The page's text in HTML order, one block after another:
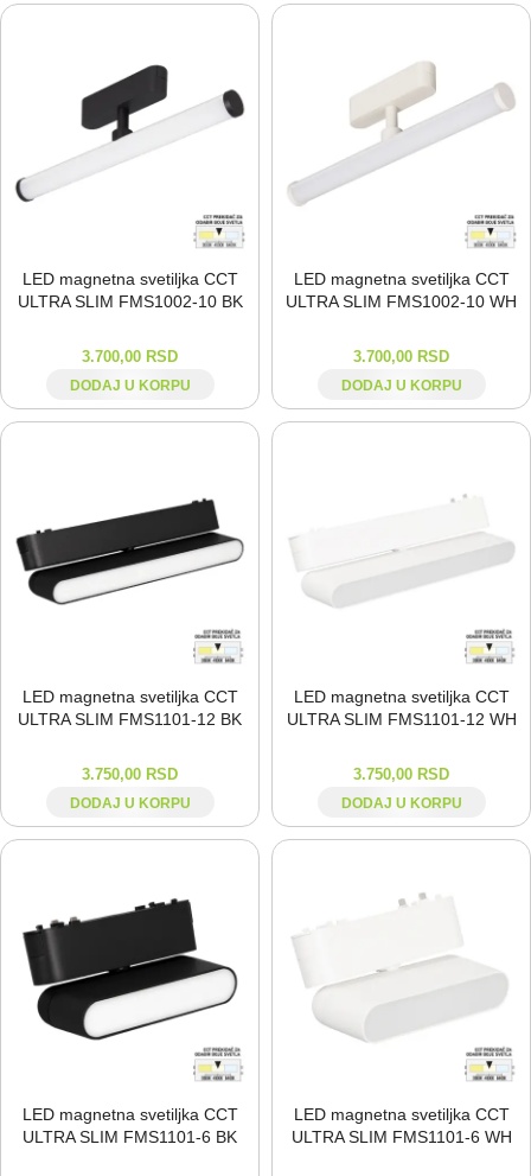
LED magnetna svetiljka CCT
ULTRA SLIM FMS1002-⁠10 BK
3.700,00 RSD
DODAJ U KORPU
LED magnetna svetiljka CCT
ULTRA SLIM FMS1002-⁠10 WH
3.700,00 RSD
DODAJ U KORPU
LED magnetna svetiljka CCT
ULTRA SLIM FMS1101-⁠12 BK
3.750,00 RSD
DODAJ U KORPU
LED magnetna svetiljka CCT
ULTRA SLIM FMS1101-⁠12 WH
3.750,00 RSD
DODAJ U KORPU
LED magnetna svetiljka CCT
ULTRA SLIM FMS1101-⁠6 BK
LED magnetna svetiljka CCT
ULTRA SLIM FMS1101-⁠6 WH